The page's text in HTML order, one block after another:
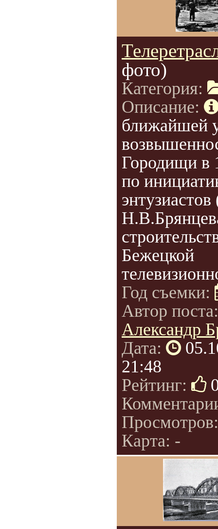
фото)
Категория:
Описание:
ближайшей
Городищи в
по
энтузиастов
Бежецкой
Год съемки:
Автор
Александр
Дата:
21:48
Рейтинг:
Карта: -